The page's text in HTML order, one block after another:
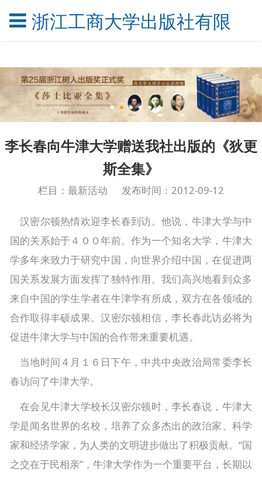
浙江工商大学出版社有限公
李长春向牛津大学赠送我社出版的《狄更
斯全集》
栏目：最新活动 发布时间：2012-09-12
汉密尔顿热情欢迎李长春到访。他说，牛津大学与中
国的关系始于４００年前。作为一个知名大学，牛津大
学多年来致力于研究中国，向世界介绍中国，在促进两
国关系发展方面发挥了独特作用。我们高兴地看到众多
来自中国的学生学者在牛津学有所成，双方在各领域的
合作取得丰硕成果。汉密尔顿相信，李长春此访必将为
促进牛津大学与中国的合作带来重要机遇。
当地时间４月１６日下午，中共中央政治局常委李长
春访问了牛津大学。
在会见牛津大学校长汉密尔顿时，李长春说，牛津大
学是闻名世界的名校，培养了众多杰出的政治家、科学
家和经济学家，为人类的文明进步做出了积极贡献。“国
之交在于民相亲”，牛津大学作为一个重要平台，长期以